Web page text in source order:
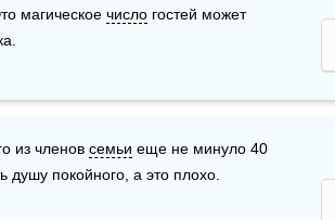
магическое число гостей может
из членов семьи еще не минуло 40
душу покойного, а это плохо.